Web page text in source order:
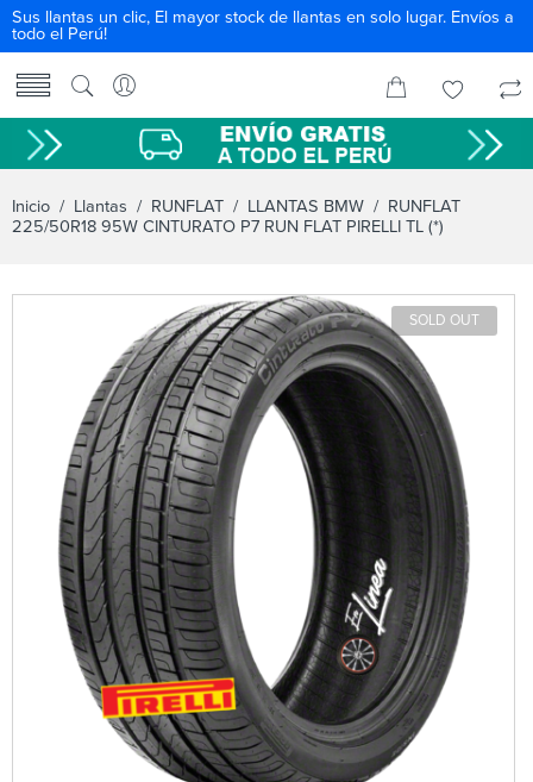
Sus llantas un clic, El mayor stock de llantas en solo lugar. Envíos a
todo el Perú!
Inicio / Llantas / RUNFLAT / LLANTAS BMW / RUNFLAT
225/50R18 95W CINTURATO P7 RUN FLAT PIRELLI TL (*)
SOLD OUT